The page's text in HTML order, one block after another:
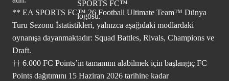
** EA SPORTS FC™ 26 Football Ultimate Team™ Dünya
Turu Sezonu İstatistikleri, yalnızca aşağıdaki modlardaki
oynanışa dayanmaktadır: Squad Battles, Rivals, Champions ve
Draft.
†† 6.000 FC Points’in tamamını alabilmek için başlangıç FC
Points dağıtımını 15 Haziran 2026 tarihine kadar